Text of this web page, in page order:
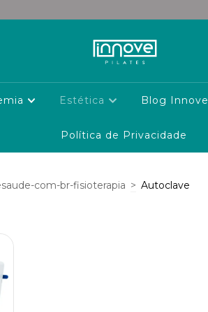
Estética Blog Innove
Política de Privacidade
com-br-fisioterapia > Autoclave